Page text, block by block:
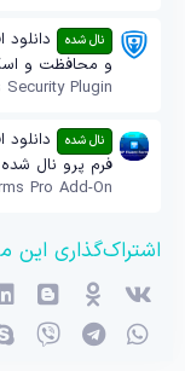
نال شده
و محافظت و
Plugin
نال شده
فرم پرو نال شده
Pro Add-On
اشتراک‌گذاری این
وی‌کی اوکی (OK) بلاگر
واتساپ
تلگرام وایبر